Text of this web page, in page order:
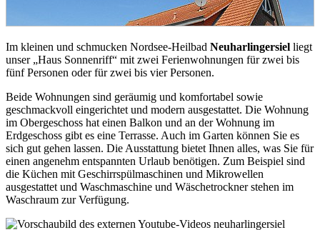
Im kleinen und schmucken Nordsee-Heilbad Neuharlingersiel liegt
unser „Haus Sonnenriff“ mit zwei Ferienwohnungen für zwei bis
fünf Personen oder für zwei bis vier Personen.
Beide Wohnungen sind geräumig und komfortabel sowie
geschmackvoll eingerichtet und modern ausgestattet. Die Wohnung
im Obergeschoss hat einen Balkon und an der Wohnung im
Erdgeschoss gibt es eine Terrasse. Auch im Garten können Sie es
sich gut gehen lassen. Die Ausstattung bietet Ihnen alles, was Sie für
einen angenehm entspannten Urlaub benötigen. Zum Beispiel sind
die Küchen mit Geschirrspülmaschinen und Mikrowellen
ausgestattet und Waschmaschine und Wäschetrockner stehen im
Waschraum zur Verfügung.